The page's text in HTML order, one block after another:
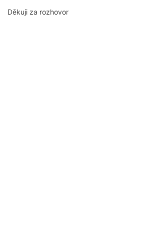
Děkuji za rozhovor